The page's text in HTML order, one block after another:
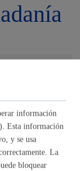
información
Esta información
y se usa
La
bloquear